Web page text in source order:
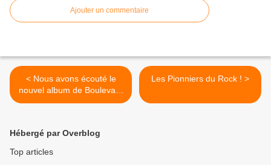
Ajouter un commentaire
< Nous avons écouté le
nouvel album de Boulevard
Des Airs !
Les Pionniers du Rock ! >
Hébergé par Overblog
Top articles